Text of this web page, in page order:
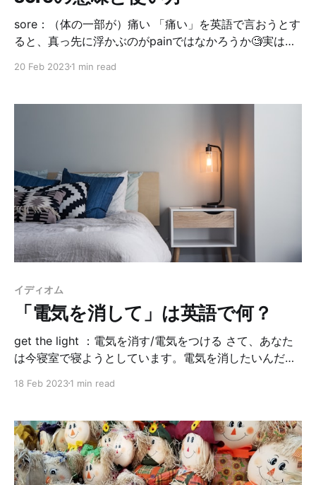
合った保険
sore：（体の一部が）痛い 「痛い」を英語で言おうとす
ると、真っ先に浮かぶのがpainではなかろうか🧐実は、
回紹介するsoreです。 私はこの単語、アメリカに住むま
辞郎の単語レベルは３になってるので、比較的簡単な単
感じの痛みらしく、この例文だと、筋肉痛だと解釈され
るとの事。 会話の中で、一般的に脚が痛いと言う場合
は、 My legs hurt. が一番無難らしい。 I have a pain in
my legs. painは色んなタイプの痛みを意味するので、こ
れだけだと、どんな痛みかわからない＋何となくシリア
スな響きがするので、ドクターに診てもらう時には使え
20 Feb 20231 min read
イディオム
「電気を消して」は英語で何？
get the light ：電気を消す/電気をつける さて、あなた
は今寝室で寝ようとしています。電気を消したいんだけ
に頼みます。 Can you get the light, please? 電気、消
ど、最初はget the lightって電気をどっかから取って来
いって事？？と不可解に思っていたんです🤨そしたらダ
ーリンが親切にturn off the lightと言い直してくれまし
た。 我々日本人は、パッとturn off が出てくると思うん
18 Feb 20231 min read